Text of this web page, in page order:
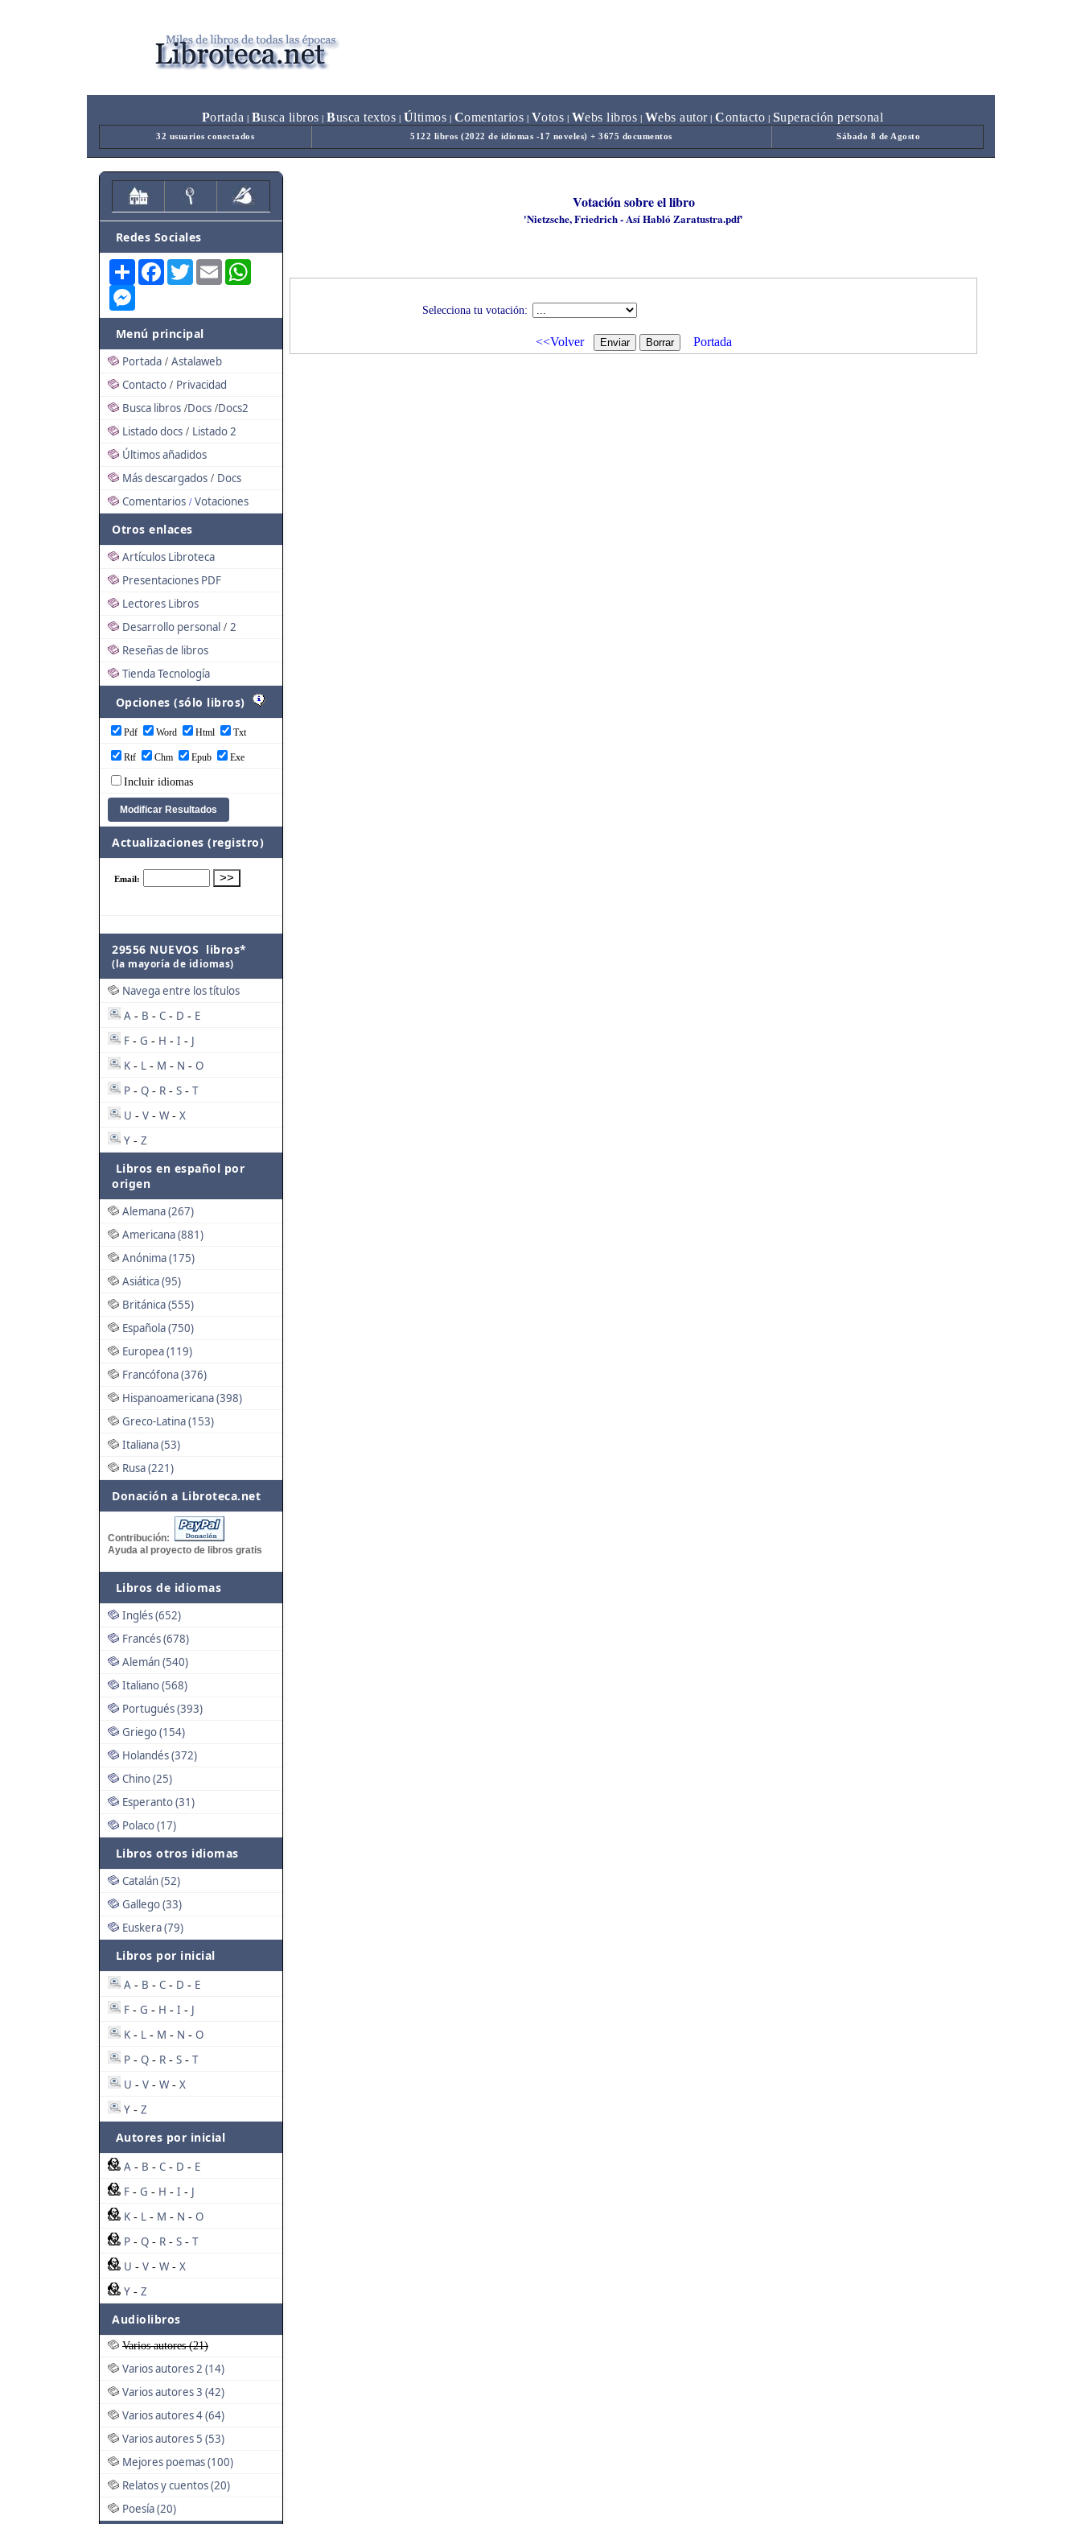
Portada Busca libros Busca textos Últimos Comentarios Votos Webs libros Webs autor| Contacto Superación personal
32 usuarios conectados 5122 libros (2022 de idiomas -17 noveles) + 3675 documentos Sábado 8 de Agosto
Redes Sociales
Share FacebookTwitterEmail
Menú principal
Portada / Astalaweb
Contacto / Privacidad
Busca libros /Docs /Docs2
Listado docs / Listado 2
Últimos añadidos
Más descargados / Docs
Comentarios / Votaciones
Otros enlaces
Artículos Libroteca
Presentaciones PDF
Lectores Libros
Desarrollo personal / 2
Reseñas de libros
Tienda Tecnología
Opciones (sólo libros)
Pdf Word Html Txt
Rtf Chm Epub Exe
Incluir idiomas
Actualizaciones (registro)
29556 NUEVOS libros*
(la mayoría de idiomas)
Navega entre los títulos
A - B - C - D - E
F - G - H - I - J
K - L - M - N - O
P - Q - R - S - T
U - V - W - X
Y - Z
Libros en español por
origen
Alemana (267)
Americana (881)
Anónima (175)
Asiática (95)
Británica (555)
Española (750)
Europea (119)
Francófona (376)
Hispanoamericana (398)
Greco-Latina (153)
Italiana (53)
Rusa (221)
Donación a Libroteca.net
Contribución:
Ayuda al proyecto de libros gratis
Libros de idiomas
Inglés (652)
Francés (678)
Alemán (540)
Italiano (568)
Portugués (393)
Griego (154)
Holandés (372)
Chino (25)
Esperanto (31)
Polaco (17)
Libros otros idiomas
Catalán (52)
Gallego (33)
Euskera (79)
Libros por inicial
A - B - C - D - E
F - G - H - I - J
K - L - M - N - O
P - Q - R - S - T
U - V - W - X
Y - Z
Autores por inicial
A - B - C - D - E
F - G - H - I - J
K - L - M - N - O
P - Q - R - S - T
U - V - W - X
Y - Z
Audiolibros
Varios autores (21)
Varios autores 2 (14)
Varios autores 3 (42)
Varios autores 4 (64)
Varios autores 5 (53)
Mejores poemas (100)
Relatos y cuentos (20)
Poesía (20)
Votación sobre el libro
'Nietzsche, Friedrich - Así Habló Zaratustra.pdf'
Selecciona tu votación:
<<Volver Portada